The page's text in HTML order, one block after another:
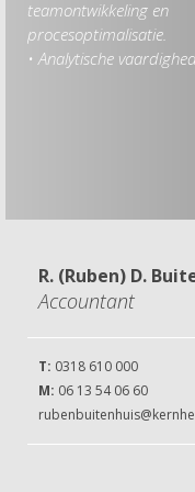
teamontwikkeling en
procesoptimalisatie.
• Analytische
R. (Ruben) D.
Accountant
T: 0318 610 000
M: 06 13 54 06 60